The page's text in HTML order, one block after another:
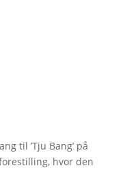
til ’Tju Bang’ på
hvor den